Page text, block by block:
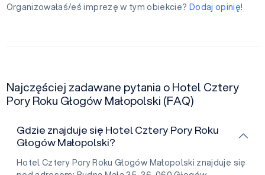
Organizowałaś/eś imprezę w tym obiekcie? Dodaj opinię!
Najczęściej zadawane pytania o Hotel Cztery
Pory Roku Głogów Małopolski (FAQ)
Gdzie znajduje się Hotel Cztery Pory Roku
Głogów Małopolski?
Hotel Cztery Pory Roku Głogów Małopolski znajduje się